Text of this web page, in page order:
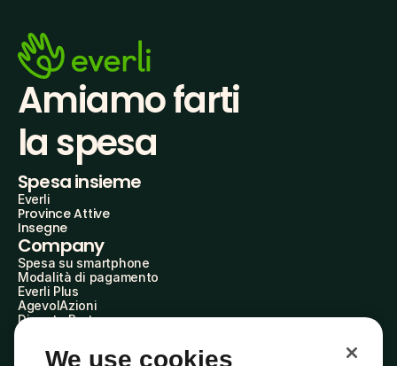
Amiamo farti
la spesa
Spesa insieme
Everli
Province Attive
Insegne
Company
Spesa su smartphone
Modalità di pagamento
Everli Plus
AgevolAzioni
Diventa Partner
Everli Shoppers
About Us
We use cookies